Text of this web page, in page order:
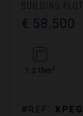
BUILDING
€ 58.500
1.215m 2
#REF: